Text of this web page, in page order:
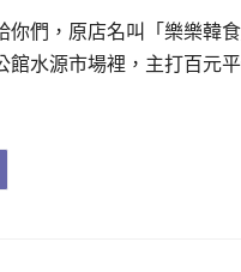
們，原店名叫「樂樂韓
館水源市場裡，主打百元